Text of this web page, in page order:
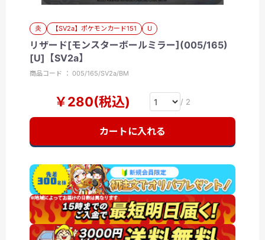
炎 【SV2a】ポケモンカード151 U
リザード[モンスターボールミラー](005/165)
[U]【SV2a】
商品コード ： 005/165/SV2a/BM
￥280(税込) / 2
カートに入れる